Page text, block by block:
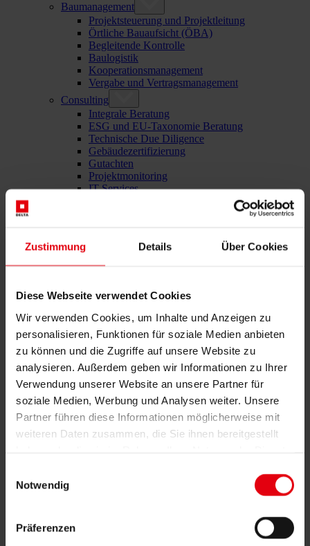
Zustimmung Details Über Cookies
Diese Webseite verwendet Cookies
Wir verwenden Cookies, um Inhalte und Anzeigen zu
personalisieren, Funktionen für soziale Medien anbieten
zu können und die Zugriffe auf unsere Website zu
analysieren. Außerdem geben wir Informationen zu Ihrer
Verwendung unserer Website an unsere Partner für
soziale Medien, Werbung und Analysen weiter. Unsere
Partner führen diese Informationen möglicherweise mit
weiteren Daten zusammen, die Sie ihnen bereitgestellt
Notwendig
Präferenzen
Baumanagement
Projektsteuerung und Projektleitung
Örtliche Bauaufsicht (ÖBA)
Begleitende Kontrolle
Baulogistik
Kooperationsmanagement
Vergabe und Vertragsmanagement
Consulting
Integrale Beratung
ESG und EU-Taxonomie Beratung
Technische Due Diligence
Gebäudezertifizierung
Gutachten
Projektmonitoring
IT Services
Kontakt
Gleichenfeier am Salzgries und
in der Renngasse: Zwei
Projekte, ein gemeinsamer
Erfolg
27. Oktober 2025
Mitten in der Wiener Innenstadt entstehen mit Mitwirkung von
umfassend saniert – mit höchster Qualität, Präzision und einem
klaren Fokus auf Modernität und Nachhaltigkeit.
Beim Bauvorhaben entstehen hochmoderne Büros und eine
attraktive Retailfläche in erstklassiger Lage.